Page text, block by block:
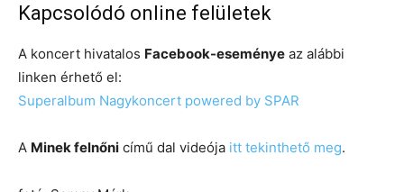
Kapcsolódó online felületek
A koncert hivatalos Facebook-eseménye az alábbi
linken érhető el:
Superalbum Nagykoncert powered by SPAR
A Minek felnőni című dal videója itt tekinthető meg.